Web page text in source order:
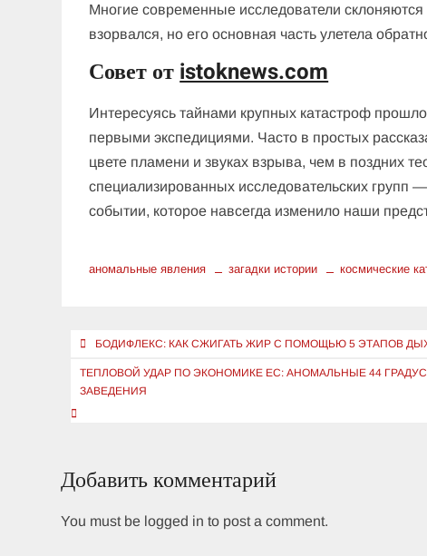
Многие современные исследователи
взорвался, но его основная часть улетела
Совет от istoknews.com
Интересуясь тайнами крупных катастроф
первыми экспедициями. Часто в простых
цвете пламени и звуках взрыва, чем в поздних
специализированных исследовательских
событии, которое навсегда изменило наши
аномальные явления загадки истории космические
Навигация
по
записям
БОДИФЛЕКС: КАК СЖИГАТЬ ЖИР С ПОМОЩЬЮ 5 ЭТАПОВ
ТЕПЛОВОЙ УДАР ПО ЭКОНОМИКЕ ЕС: АНОМАЛЬНЫЕ 44
ЗАВЕДЕНИЯ
Добавить комментарий
You must be logged in to post a comment.